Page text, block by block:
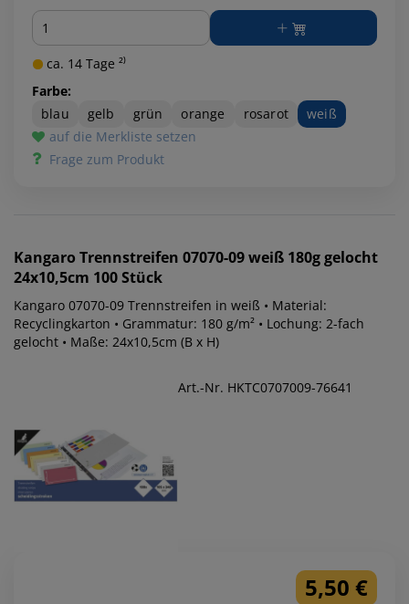
Menge
ca. 14 Tage ²⁾
Farbe:
blau
gelb grün orange rosarot
weiß
auf die Merkliste setzen
Frage zum Produkt
Kangaro Trennstreifen 07070-09 weiß 180g gelocht
24x10,5cm 100 Stück
Kangaro 07070-09 Trennstreifen in weiß • Material:
Recyclingkarton • Grammatur: 180 g/m² • Lochung: 2-fach
gelocht • Maße: 24x10,5cm (B x H)
Art.-Nr. HKTC0707009-76641
5,50 €